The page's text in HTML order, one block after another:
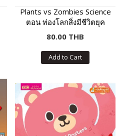
Plants vs Zombies Science
ตอน ท่องโลกสิ่งมีชีวิตยุค
ก่อนประวัติศาสตร์
80.00 THB
Add to Cart